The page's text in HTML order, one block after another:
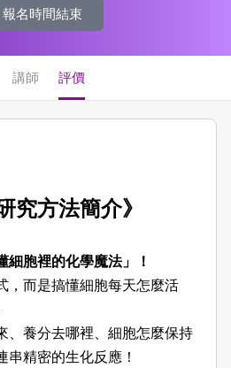
報名時間結束
講師 評價
究方法簡介》
細胞裡的化學魔法」！
，而是搞懂細胞每天怎麼活
、養分去哪裡、細胞怎麼保持
精密的生化反應！